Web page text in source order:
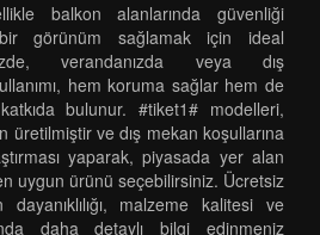
balkon alanlarında güvenliği
görünüm sağlamak için ideal
verandanızda veya dış
hem koruma sağlar hem de
bulunur. #tiket1# modelleri,
üretilmiştir ve dış mekan koşullarına
yaparak, piyasada yer alan
uygun ürünü seçebilirsiniz. Ücretsiz
malzeme kalitesi ve
daha detaylı bilgi edinmeniz